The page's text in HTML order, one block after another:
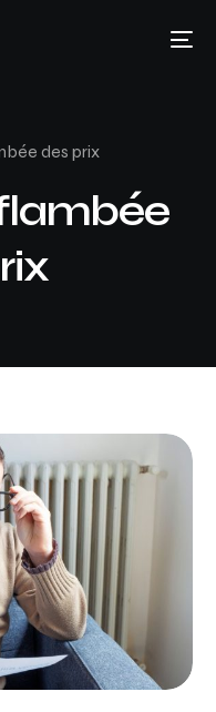
des prix